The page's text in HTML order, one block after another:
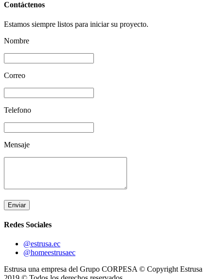
Contáctenos
Estamos siempre listos para iniciar su proyecto.
Nombre
Correo
Telefono
Mensaje
Enviar
Redes Sociales
@estrusa.ec
@homeestrusaec
Estrusa una empresa del Grupo CORPESA © Copyright Estrusa